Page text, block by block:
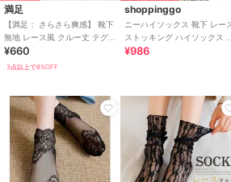
満足
【満足： さらさら爽感】 靴下
無地 レース風 クルー丈 テグス
メッシュ素材
¥660
3点以上で8%OFF
shoppinggo
ニーハイソックス 靴下 レース
ストッキング ハイソックス リ
ブ編み
¥986